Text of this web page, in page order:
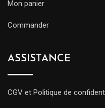
Mon panier
Commander
ASSISTANCE
CGV et Politique de